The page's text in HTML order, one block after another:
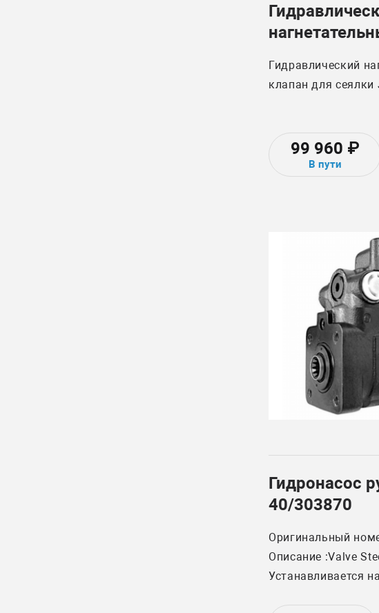
John Deere
Гидравлический
клапан для сеялки
99 960 ₽
В пути
Гидронасос
40/303870
Оригинальный
Описание :Valve
Устанавливается